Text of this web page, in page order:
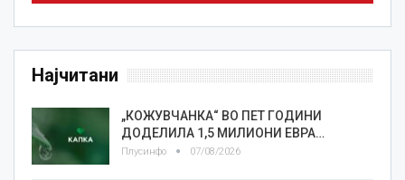
Најчитани
„КОЖУВЧАНКА“ ВО ПЕТ ГОДИНИ
ДОДЕЛИЛА 1,5 МИЛИОНИ ЕВРА…
Плусинфо 07/08/2026